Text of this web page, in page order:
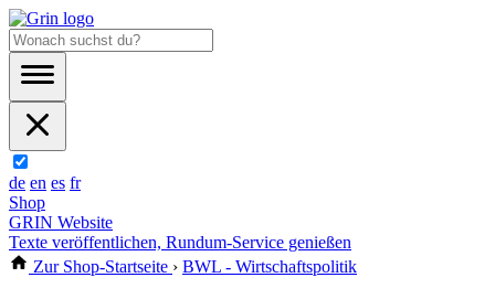
de en es fr
Shop
GRIN Website
Texte veröffentlichen, Rundum-Service genießen
Zur Shop-Startseite › BWL - Wirtschaftspolitik